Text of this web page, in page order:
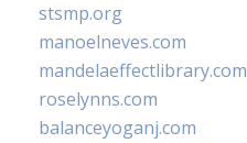
stsmp.org
manoelneves.com
mandelaeffectlibrary.com
roselynns.com
balanceyoganj.com